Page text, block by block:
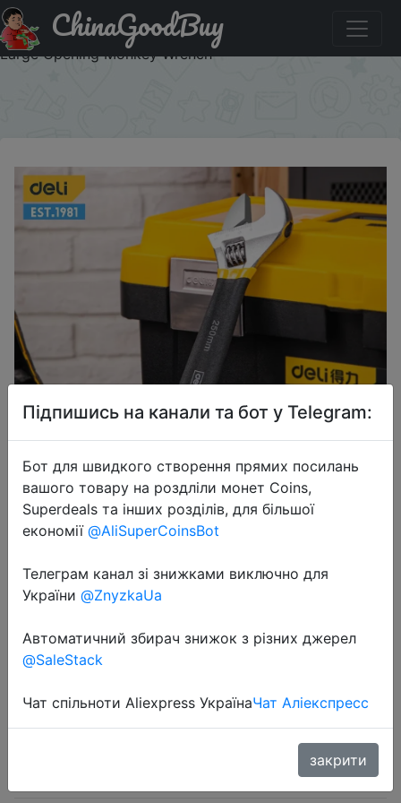
Купити на розпродажі Deli 1 Pcs 6/8/10/12 Inch Universal
Spanner Adjustable Wrench Strong with Non-slip Handle
Large Opening Monkey Wrench
ChinaGoodBuy
2024-11-25
Spanner Adjustable Wrench Strong
with Non-slip Handle Large Opening
Monkey Wrench
$3.53
Підпишись на канали та бот у Telegram:
Бот для швидкого створення прямих посилань
вашого товару на роздліли монет Coins,
Superdeals та інших розділів, для більшої
економії @AliSuperCoinsBot
Телеграм канал зі знижками виключно для
України @ZnyzkaUa
Автоматичний збирач знижок з різних джерел
@SaleStack
Чат спільноти Aliexpress УкраїнаЧат Аліекспресс
закрити